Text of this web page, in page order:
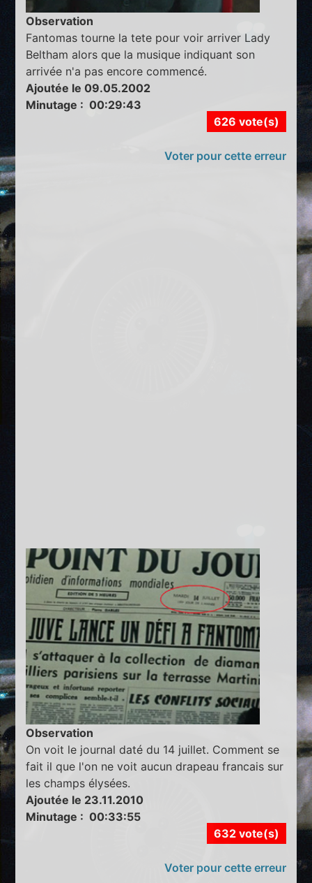
Observation
Fantomas tourne la tete pour voir arriver Lady
Beltham alors que la musique indiquant son
arrivée n'a pas encore commencé.
Ajoutée le 09.05.2002
Minutage : 00:29:43
626 vote(s)
Voter pour cette erreur
Observation
On voit le journal daté du 14 juillet. Comment se
fait il que l'on ne voit aucun drapeau francais sur
les champs élysées.
Ajoutée le 23.11.2010
Minutage : 00:33:55
632 vote(s)
Voter pour cette erreur